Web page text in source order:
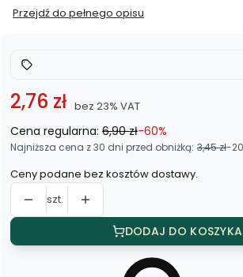
Przejdź do pełnego opisu
2,76 zł bez 23% VAT
Cena regularna: 6,90 zł-60%
Najniższa cena z 30 dni przed obniżką: 3,45 zł-
Ceny podane bez kosztów dostawy.
szt.
DODAJ DO KOSZYKA